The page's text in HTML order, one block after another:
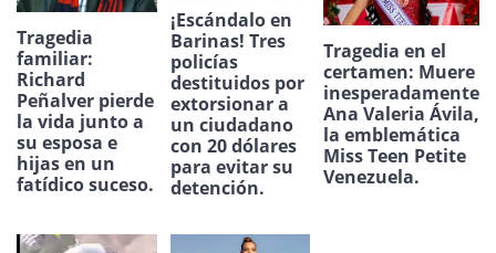
Tragedia
familiar:
Richard
Peñalver pierde
la vida junto a
su esposa e
hijas en un
fatídico suceso.
¡Escándalo en
Barinas! Tres
policías
destituidos por
extorsionar a
un ciudadano
con 20 dólares
para evitar su
detención.
Tragedia en el
certamen: Muere
inesperadamente
Ana Valeria Ávila,
la emblemática
Miss Teen Petite
Venezuela.